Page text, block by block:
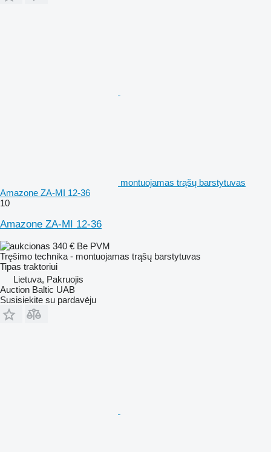
montuojamas trąšų barstytuvas
Amazone ZA-MI 12-36
10
Amazone ZA-MI 12-36
340 € Be PVM
Tręšimo technika - montuojamas trąšų barstytuvas
Tipas traktoriui
Lietuva, Pakruojis
Auction Baltic UAB
Susisiekite su pardavėju